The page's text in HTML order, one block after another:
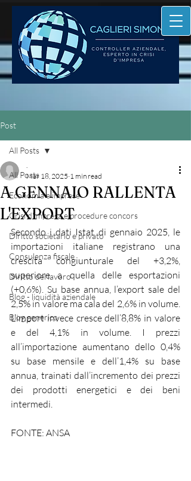
Post
All Posts
Economia e imprese
Crisi d'impresa e procedure concors
Diritto societario e privato
Consulenza fiscale
Diritto del lavoro
Blog - liquidità aziendale
Blog generico
All Posts
A GENNAIO RALLENTA
L'EXPORT
.
Mar 18, 2025 1 min read
Secondo i dati Istat di gennaio 2025, le
importazioni italiane registrano una
crescita congiunturale del +3,2%,
superiore a quella delle esportazioni
(+0,6%). Su base annua, l’export sale del
2,5% in valore ma cala del 2,6% in volume.
L’import invece cresce dell’8,8% in valore
e del 4,1% in volume. I prezzi
all’importazione aumentano dello 0,4%
su base mensile e dell’1,4% su base
annua, trainati dall’incremento dei prezzi
dei prodotti energetici e dei beni
intermedi.
FONTE: ANSA